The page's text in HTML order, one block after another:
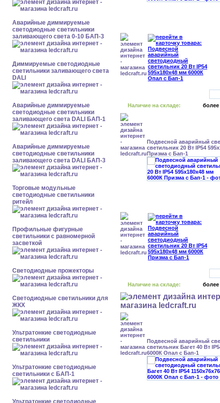
Аварийные диммируемые
светодиодные светильники
заливающего света 0-10 БАП-3
Диммируемые светодиодные
светильники заливающего света
DALI
Аварийные диммируемые
светодиодные светильники
заливающего света DALI БАП-1
Аварийные диммируемые
светодиодные светильники
заливающего света DALI БАП-3
Торговые модульные
светодиодные светильники
ритейл
Профильные фигурные
светильники с равномерной
засветкой
Светодиодные прожекторы
Светодиодные светильники для
ЖКХ
Ультратонкие светодиодные
светильники
Ультратонкие светодиодные
светильники с БАП-1
Ультратонкие светодиодные
Наличие на складе: более
Подвесной аварийный
светильник 20 Вт IP54
Призма с Бап-1
Наличие на складе: более
Подвесной аварийный
светильник Багет 40 Вт
6000К Опал с Бап-1